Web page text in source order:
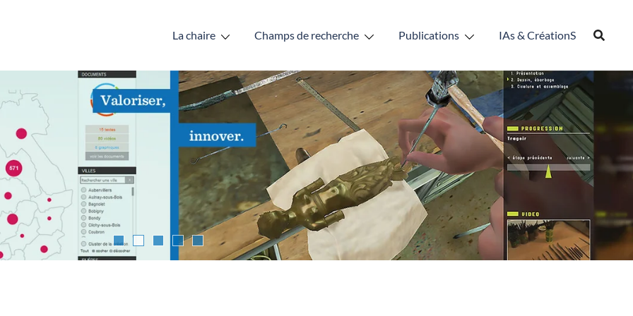
La chaire Champs de recherche Publications IAs & CréationS